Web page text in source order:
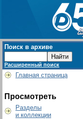
Поиск в архиве
Расширенный поиск
Главная страница
Просмотреть
Разделы
и коллекции